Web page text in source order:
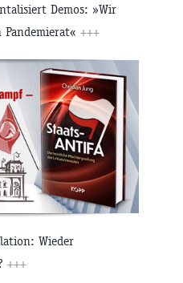
Demos: »Wir
+++
Wieder
+++